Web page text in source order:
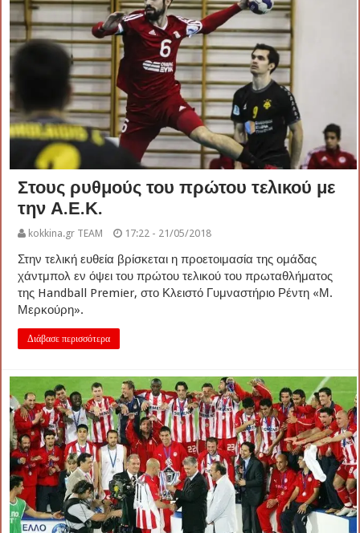
Στους ρυθμούς του πρώτου τελικού με
την Α.Ε.Κ.
kokkina.gr TEAM 17:22 - 21/05/2018
Στην τελική ευθεία βρίσκεται η προετοιμασία της ομάδας
χάντμπολ εν όψει του πρώτου τελικού του πρωταθλήματος
της Handball Premier, στο Κλειστό Γυμναστήριο Ρέντη «Μ.
Μερκούρη».
Διάβασε περισσότερα